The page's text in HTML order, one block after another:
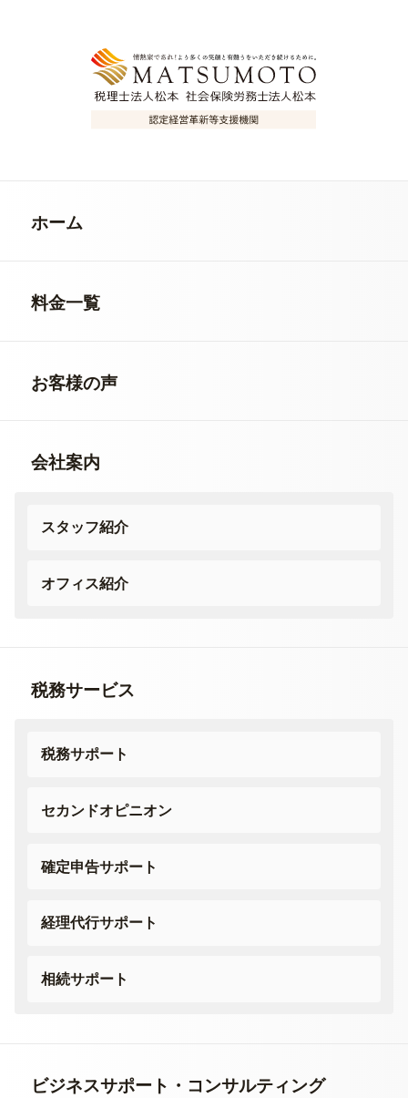
ホーム
料金一覧
お客様の声
会社案内
スタッフ紹介
オフィス紹介
税務サービス
税務サポート
セカンドオピニオン
確定申告サポート
経理代行サポート
相続サポート
ビジネスサポート・ コンサルティング